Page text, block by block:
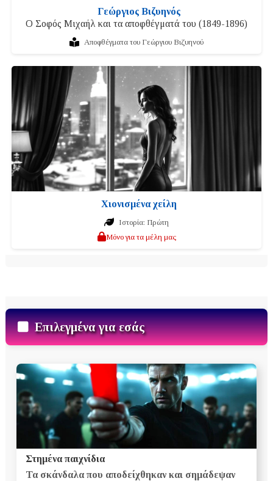
Γεώργιος Βιζυηνός
Ο Σοφός Μιχαήλ και τα αποφθέγματά του (1849-1896)
Αποφθέγματα του Γεώργιου Βιζυηνού
Χιονισμένα χείλη
Ιστορία: Πρώτη
Μόνο για τα μέλη μας
Επιλεγμένα για εσάς
Στημένα παιχνίδια
Τα σκάνδαλα που αποδείχθηκαν και σημάδεψαν